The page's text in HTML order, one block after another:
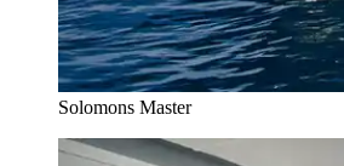
Solomons Master